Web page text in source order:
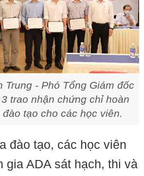
Trung - Phó Tổng Giám đốc
3 trao nhận chứng chỉ hoàn
tạo cho các học viên.
đào tạo, các học viên
gia ADA sát hạch, thi và